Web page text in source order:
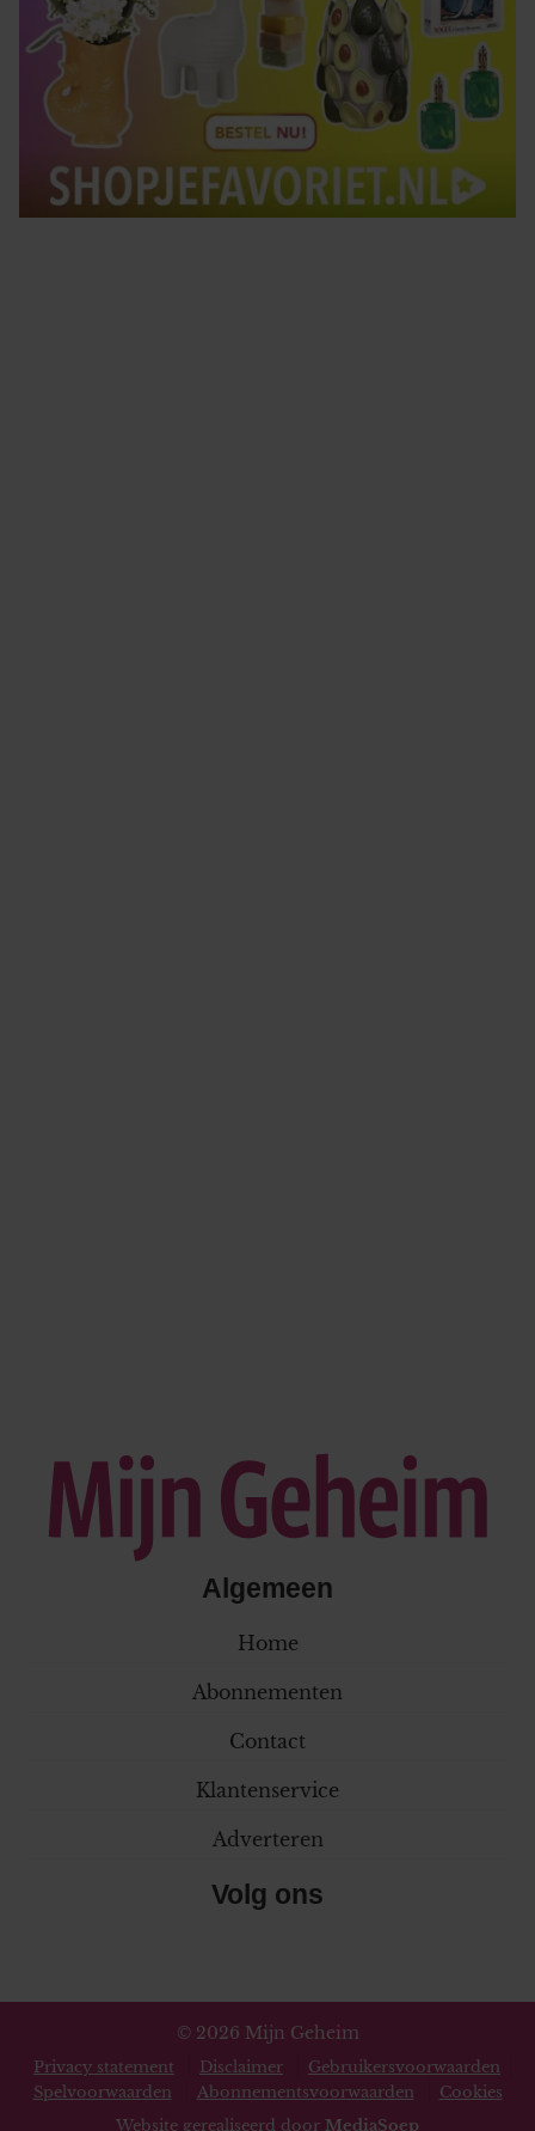
Algemeen
Home
Abonnementen
Contact
Klantenservice
Adverteren
Volg ons
© 2026 Mijn Geheim
Privacy statement Disclaimer
Gebruikersvoorwaarden
Spelvoorwaarden
Abonnementsvoorwaarden
Cookies
Website gerealiseerd door MediaSoep